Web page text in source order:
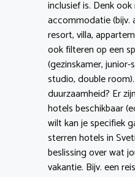
inclusief is. Denk
accommodatie (bijv.
resort, villa,
ook filteren op een
(gezinskamer,
studio, double
duurzaamheid? Er
hotels beschikbaar
wilt kan je specifiek
sterren hotels in
beslissing over wat
vakantie. Bijv. een